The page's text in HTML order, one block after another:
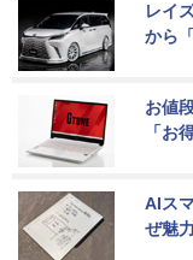
レイ
から
お値
「お
AIス
ぜ魅